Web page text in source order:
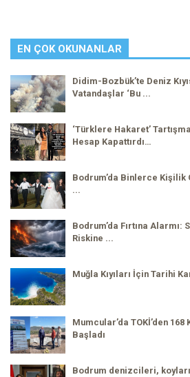
EN ÇOK OKUNANLAR
Didim-Bozbük’te Deniz
Vatandaşlar ‘Bu ...
‘Türklere Hakaret’
Hesap Kapattırdı…
Bodrum’da Binlerce Kişilik
...
Bodrum’da Fırtına
Riskine ...
Muğla Kıyıları İçin Tarihi
Mumcular’da TOKİ’den
Başladı
Bodrum denizcileri,